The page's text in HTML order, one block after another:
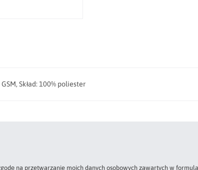
Skład: 100% poliester
na przetwarzanie moich danych osobowych zawartych w